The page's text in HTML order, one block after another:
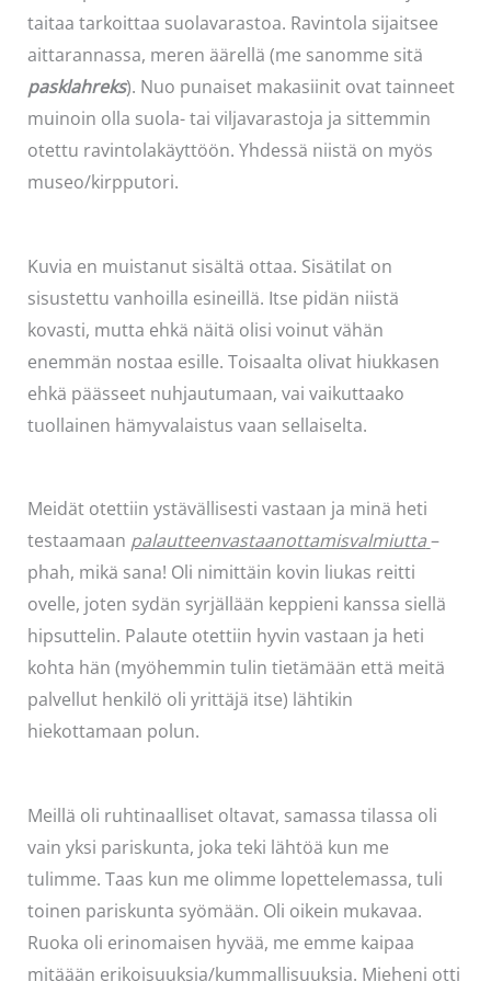
taitaa tarkoittaa suolavarastoa. Ravintola sijaitsee
aittarannassa, meren äärellä (me sanomme sitä
pasklahreks). Nuo punaiset makasiinit ovat tainneet
muinoin olla suola- tai viljavarastoja ja sittemmin
otettu ravintolakäyttöön. Yhdessä niistä on myös
museo/kirpputori.
Kuvia en muistanut sisältä ottaa. Sisätilat on
sisustettu vanhoilla esineillä. Itse pidän niistä
kovasti, mutta ehkä näitä olisi voinut vähän
enemmän nostaa esille. Toisaalta olivat hiukkasen
ehkä päässeet nuhjautumaan, vai vaikuttaako
tuollainen hämyvalaistus vaan sellaiselta.
Meidät otettiin ystävällisesti vastaan ja minä heti
testaamaan palautteenvastaanottamisvalmiutta–
phah, mikä sana! Oli nimittäin kovin liukas reitti
ovelle, joten sydän syrjällään keppieni kanssa siellä
hipsuttelin. Palaute otettiin hyvin vastaan ja heti
kohta hän (myöhemmin tulin tietämään että meitä
palvellut henkilö oli yrittäjä itse) lähtikin
hiekottamaan polun.
Meillä oli ruhtinaalliset oltavat, samassa tilassa oli
vain yksi pariskunta, joka teki lähtöä kun me
tulimme. Taas kun me olimme lopettelemassa, tuli
toinen pariskunta syömään. Oli oikein mukavaa.
Ruoka oli erinomaisen hyvää, me emme kaipaa
mitäään erikoisuuksia/kummallisuuksia. Mieheni otti